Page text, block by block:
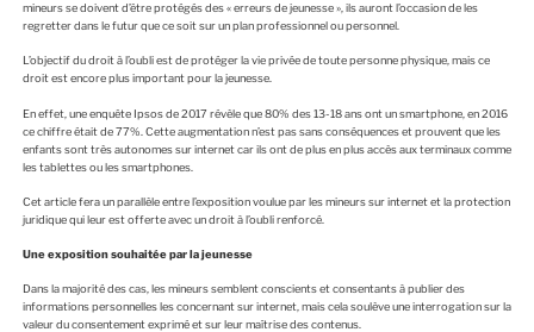
mineurs se doivent d’être protégés des « erreurs de jeunesse », ils auront l’occasion de les
regretter dans le futur que ce soit sur un plan professionnel ou personnel.
L’objectif du droit à l’oubli est de protéger la vie privée de toute personne physique, mais ce
droit est encore plus important pour la jeunesse.
En effet, une enquête Ipsos de 2017 révèle que 80% des 13-18 ans ont un smartphone, en 2016
ce chiffre était de 77%. Cette augmentation n’est pas sans conséquences et prouvent que les
enfants sont très autonomes sur internet car ils ont de plus en plus accès aux terminaux comme
les tablettes ou les smartphones.
Cet article fera un parallèle entre l’exposition voulue par les mineurs sur internet et la protection
juridique qui leur est offerte avec un droit à l’oubli renforcé.
Une exposition souhaitée par la jeunesse
Dans la majorité des cas, les mineurs semblent conscients et consentants à publier des
informations personnelles les concernant sur internet, mais cela soulève une interrogation sur la
valeur du consentement exprimé et sur leur maîtrise des contenus.